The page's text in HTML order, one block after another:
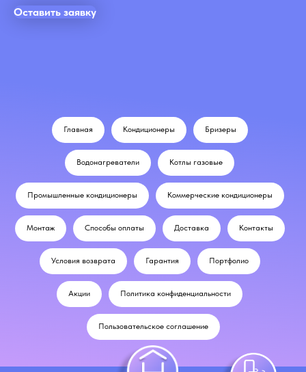
Оставить заявку
Главная Кондиционеры Бризеры
Водонагреватели Котлы газовые
Промышленные кондиционеры Коммерческие кондиционеры
Монтаж Способы оплаты Доставка Контакты
Условия возврата Гарантия Портфолио
Акции Политика конфиденциальности
Пользовательское соглашение